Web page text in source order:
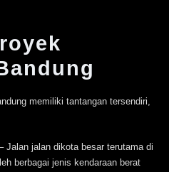
memiliki tantangan tersendiri,
Jalan jalan dikota besar terutama di
berbagai jenis kendaraan berat